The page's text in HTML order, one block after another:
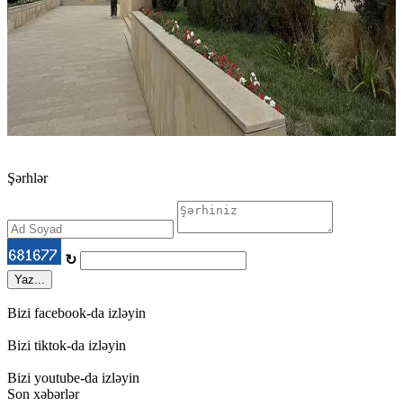
Şərhlər
↻
Yaz...
Bizi facebook-da izləyin
Bizi tiktok-da izləyin
Bizi youtube-da izləyin
Son xəbərlər